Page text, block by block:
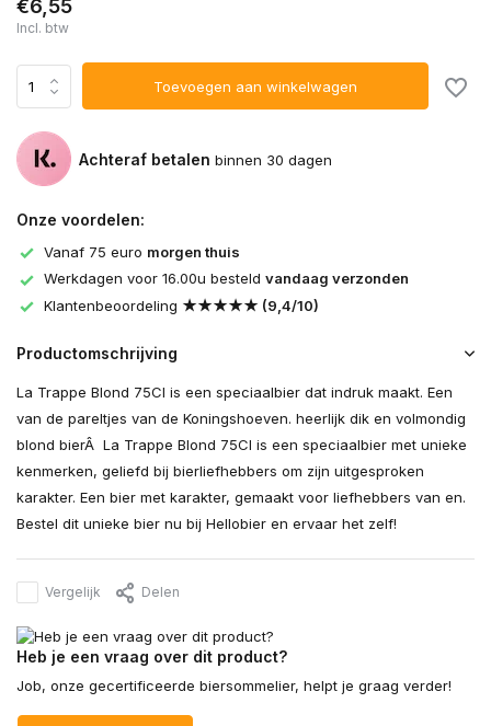
€6,55
Incl. btw
Toevoegen aan winkelwagen
Achteraf betalen binnen 30 dagen
Onze voordelen:
Vanaf 75 euro morgen thuis
Werkdagen voor 16.00u besteld vandaag verzonden
Klantenbeoordeling ★★★★★ (9,4/10)
Productomschrijving
La Trappe Blond 75Cl is een speciaalbier dat indruk maakt. Een
van de pareltjes van de Koningshoeven. heerlijk dik en volmondig
blond bierÂ La Trappe Blond 75Cl is een speciaalbier met unieke
kenmerken, geliefd bij bierliefhebbers om zijn uitgesproken
karakter. Een bier met karakter, gemaakt voor liefhebbers van en.
Bestel dit unieke bier nu bij Hellobier en ervaar het zelf!
Vergelijk Delen
Heb je een vraag over dit product?
Job, onze gecertificeerde biersommelier, helpt je graag verder!